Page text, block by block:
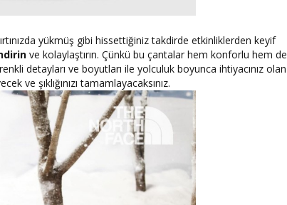
yükmüş gibi hissettiğiniz takdirde etkinliklerden keyif
ve kolaylaştırın. Çünkü bu çantalar hem konforlu hem de
detayları ve boyutları ile yolculuk boyunca ihtiyacınız olan
ve şıklığınızı tamamlayacaksınız.